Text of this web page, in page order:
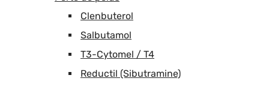
Clenbuterol
Salbutamol
T3-Cytomel / T4
Reductil (Sibutramine)